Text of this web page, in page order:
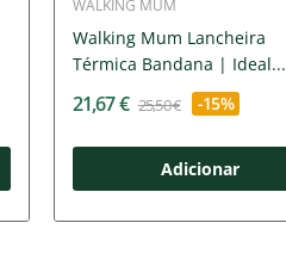
WALKING MUM
Walking Mum Lancheira
Térmica Bandana | Ideal...
21,67 € 25,50 € -15%
Adicionar